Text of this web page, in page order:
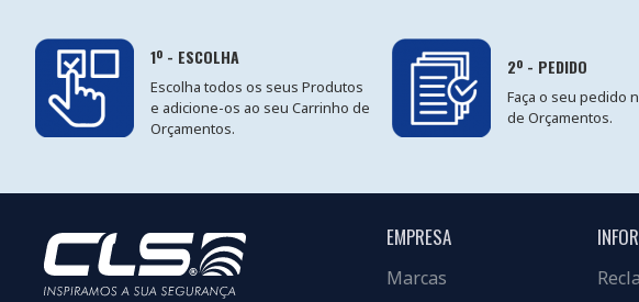
1º - ESCOLHA
Escolha todos os seus Produtos
e adicione-os ao seu Carrinho de
Orçamentos.
2º - PEDIDO
Faça o seu pedido
de Orçamentos.
EMPRESA
Marcas